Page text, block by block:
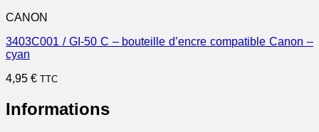
CANON
3403C001 / GI-50 C – bouteille d’encre compatible Canon –
cyan
4,95 € TTC
Informations